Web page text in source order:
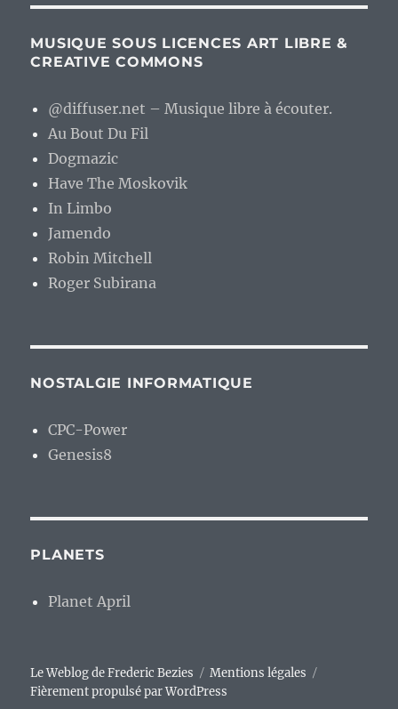
MUSIQUE SOUS LICENCES ART LIBRE &
CREATIVE COMMONS
@diffuser.net – Musique libre à écouter.
Au Bout Du Fil
Dogmazic
Have The Moskovik
In Limbo
Jamendo
Robin Mitchell
Roger Subirana
NOSTALGIE INFORMATIQUE
CPC-Power
Genesis8
PLANETS
Planet April
Le Weblog de Frederic Bezies
Mentions légales
Fièrement propulsé par WordPress